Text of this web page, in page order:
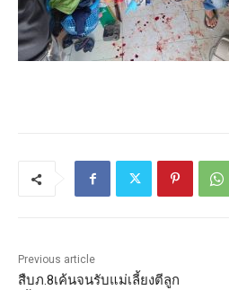
Previous article
สืบภ.8เค้นจนรับแม่เลี้ยงตีลูก